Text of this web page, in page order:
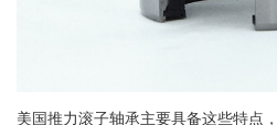
美国推力滚子轴承主要具备这些特点